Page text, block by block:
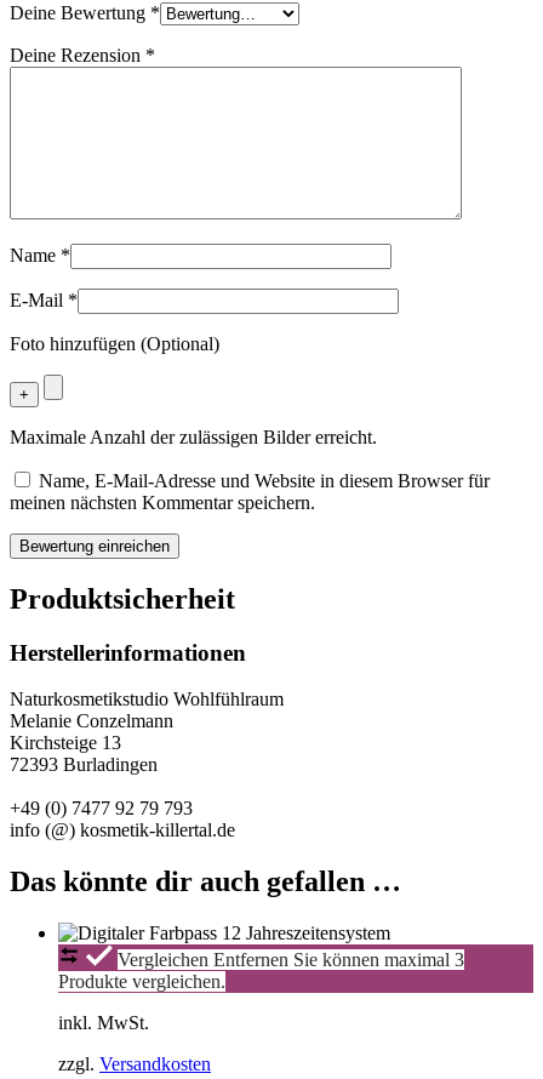
Deine Bewertung *
Deine Rezension *
Name *
E-Mail *
Foto hinzufügen (Optional)
Maximale Anzahl der zulässigen Bilder erreicht.
Name, E-Mail-Adresse und Website in diesem Browser für
meinen nächsten Kommentar speichern.
Produktsicherheit
Herstellerinformationen
Naturkosmetikstudio Wohlfühlraum
Melanie Conzelmann
Kirchsteige 13
72393 Burladingen
+49 (0) 7477 92 79 793
info (@) kosmetik-killertal.de
Das könnte dir auch gefallen …
Digitaler
Farbpass
12-
Jahreszeiten-
VergleichenEntfernen Sie können maximal 3
Produkte vergleichen.
inkl. MwSt.
zzgl. Versandkosten